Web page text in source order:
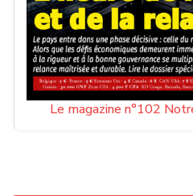
Le magazine n°102